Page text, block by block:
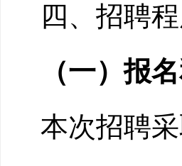
四、 招聘
（一）报
本次招聘